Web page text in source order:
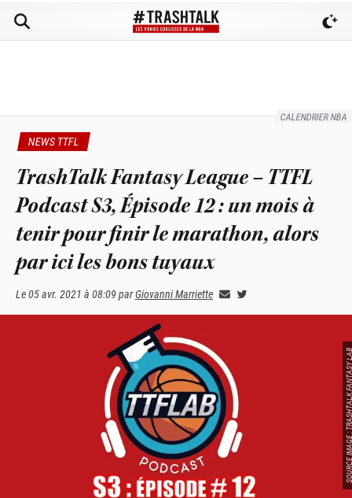
CALENDRIER NBA
NEWS TTFL
TrashTalk Fantasy League – TTFL
Podcast S3, Épisode 12 : un mois à
tenir pour finir le marathon, alors
par ici les bons tuyaux
Le05 avr. 2021 à 08:09parGiovanni Marriette
SOURCE IMAGE :